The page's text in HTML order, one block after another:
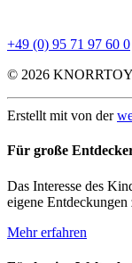
+49 (0) 95 71 97 60 0
© 2026
Erstellt mit von der
Für große
Das Interesse des
eigene Entdeckungen
Mehr erfahren